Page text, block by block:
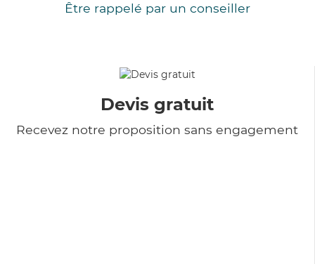
Être rappelé par un conseiller
Devis gratuit
Recevez notre proposition sans engagement